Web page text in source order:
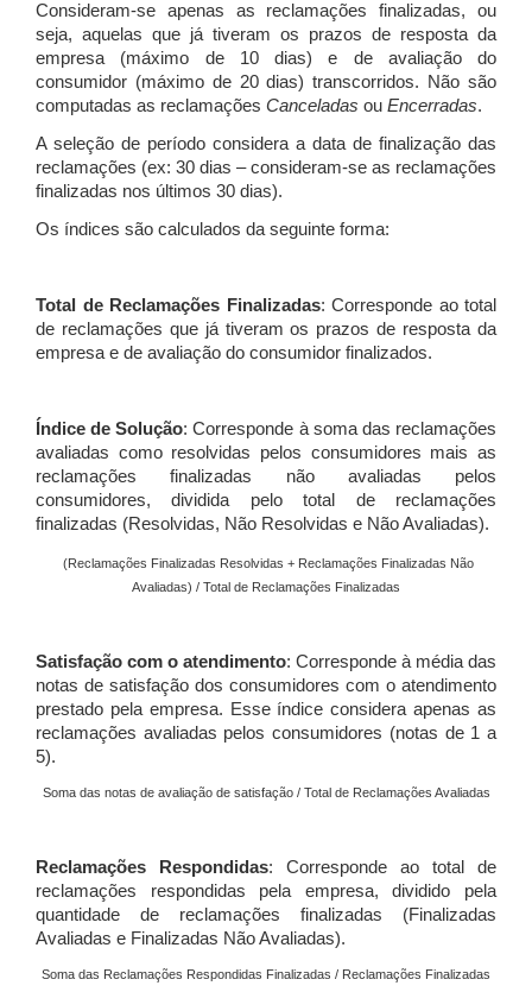
Consideram-se apenas as reclamações finalizadas, ou
seja, aquelas que já tiveram os prazos de resposta da
empresa (máximo de 10 dias) e de avaliação do
consumidor (máximo de 20 dias) transcorridos. Não são
computadas as reclamações Canceladas ou Encerradas.
A seleção de período considera a data de finalização das
reclamações (ex: 30 dias – consideram-se as reclamações
finalizadas nos últimos 30 dias).
Os índices são calculados da seguinte forma:
Total de Reclamações Finalizadas: Corresponde ao total
de reclamações que já tiveram os prazos de resposta da
empresa e de avaliação do consumidor finalizados.
Índice de Solução: Corresponde à soma das reclamações
avaliadas como resolvidas pelos consumidores mais as
reclamações finalizadas não avaliadas pelos
consumidores, dividida pelo total de reclamações
finalizadas (Resolvidas, Não Resolvidas e Não Avaliadas).
(Reclamações Finalizadas Resolvidas + Reclamações Finalizadas Não
Avaliadas) / Total de Reclamações Finalizadas
Satisfação com o atendimento: Corresponde à média das
notas de satisfação dos consumidores com o atendimento
prestado pela empresa. Esse índice considera apenas as
reclamações avaliadas pelos consumidores (notas de 1 a
5).
Soma das notas de avaliação de satisfação / Total de Reclamações Avaliadas
Reclamações Respondidas: Corresponde ao total de
reclamações respondidas pela empresa, dividido pela
quantidade de reclamações finalizadas (Finalizadas
Avaliadas e Finalizadas Não Avaliadas).
Soma das Reclamações Respondidas Finalizadas / Reclamações Finalizadas